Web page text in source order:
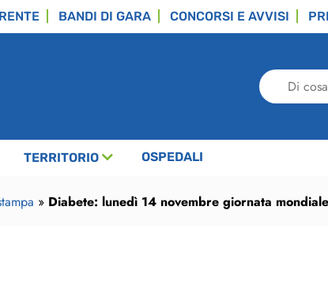
BANDI DI GARA CONCORSI E AVVISI
Di
cosa
bisogno?
TERRITORIO OSPEDALI
» Diabete: lunedì 14 novembre giornata